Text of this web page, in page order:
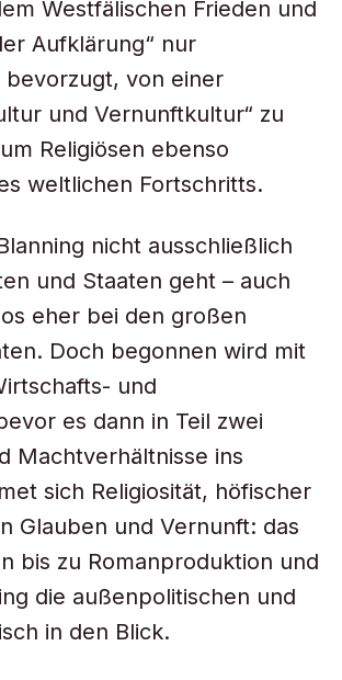
Westfälischen Frieden und
Aufklärung“ nur
von einer
und Vernunftkultur“ zu
Religiösen ebenso
weltlichen Fortschritts.
nicht ausschließlich
und Staaten geht – auch
eher bei den großen
Doch begonnen wird mit
und
es dann in Teil zwei
Machtverhältnisse ins
sich Religiosität, höfischer
Glauben und Vernunft: das
bis zu Romanproduktion und
die außenpolitischen und
in den Blick.